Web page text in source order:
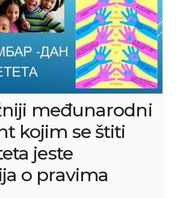
međunarodni
kojim se štiti
jeste
o pravima